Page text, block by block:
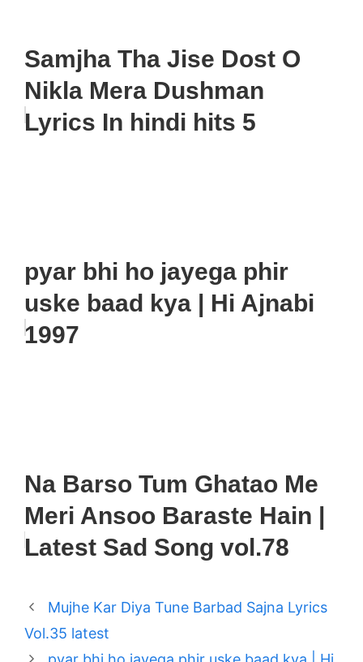
Samjha Tha Jise Dost O
Nikla Mera Dushman
Lyrics In hindi hits 5
pyar bhi ho jayega phir
uske baad kya | Hi Ajnabi
1997
Na Barso Tum Ghatao Me
Meri Ansoo Baraste Hain |
Latest Sad Song vol.78
Mujhe Kar Diya Tune Barbad Sajna Lyrics
Vol.35 latest